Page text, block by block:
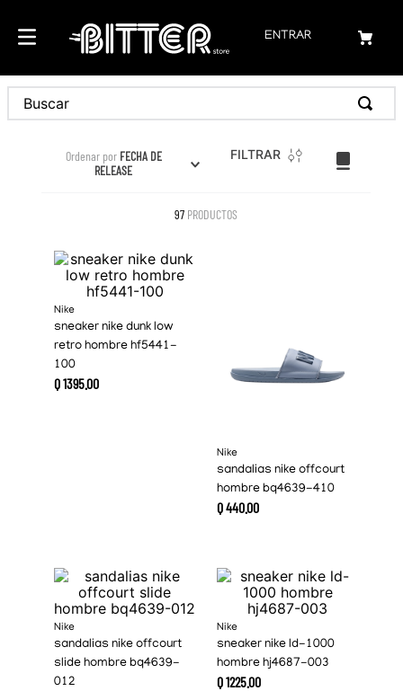
ENTRAR
Buscar
Ordenar por FECHA DE
RELEASE
FILTRAR
97 PRODUCTOS
Nike
sneaker nike dunk low
retro hombre hf5441-
100
Q1395.00
Nike
sandalias nike offcourt
hombre bq4639-410
Q440.00
Nike
sandalias nike offcourt
slide hombre bq4639-
012
Nike
sneaker nike ld-1000
hombre hj4687-003
Q1225.00